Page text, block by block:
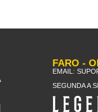
FARO -
EMAIL:
SEGUNDA A